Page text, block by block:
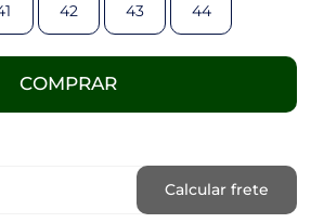
42 43 44
COMPRAR
Calcular frete